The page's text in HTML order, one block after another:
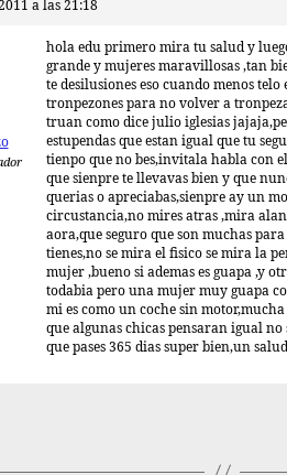
a las 21:18
hola edu primero mira tu salud y
grande y mujeres maravillosas ,tan
te desilusiones eso cuando menos telo
tronpezones para no volver a
truan como dice julio iglesias
estupendas que estan igual que tu
tienpo que no bes,invitala habla con
que sienpre te llevavas bien y que
querias o apreciabas,sienpre ay un
circustancia,no mires atras ,mira
aora,que seguro que son muchas
tienes,no se mira el fisico se mira la
mujer ,bueno si ademas es guapa ,y
todabia pero una mujer muy guapa
mi es como un coche sin
que algunas chicas pensaran igual no
que pases 365 dias super bien,un